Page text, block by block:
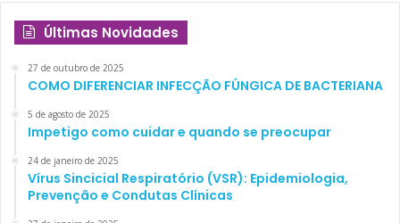
O VSR
Últimas Novidades
27 de outubro de 2025
COMO DIFERENCIAR INFECÇÃO FÚNGICA DE BACTERIANA
5 de agosto de 2025
Impetigo como cuidar e quando se preocupar
24 de janeiro de 2025
Vírus Sincicial Respiratório (VSR): Epidemiologia,
Prevenção e Condutas Clínicas